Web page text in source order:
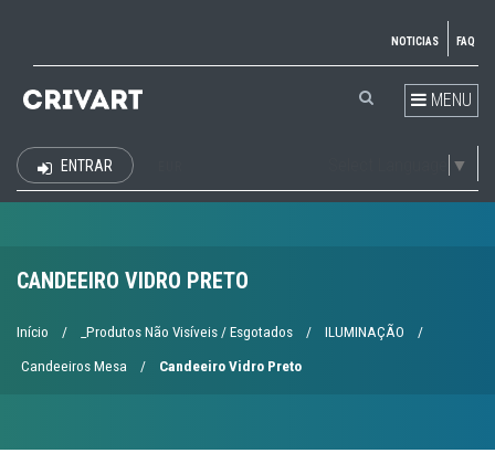
NOTICIAS FAQ
MENU
▼
ENTRAR
CANDEEIRO VIDRO PRETO
Início / _Produtos Não Visíveis / Esgotados / ILUMINAÇÃO /
Candeeiros Mesa / Candeeiro Vidro Preto